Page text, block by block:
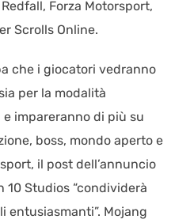
Forza Motorsport,
Scrolls Online.
che i giocatori vedranno
per la modalità
impareranno di più su
boss, mondo aperto e
il post dell’annuncio
Studios “condividerà
entusiasmanti”. Mojang